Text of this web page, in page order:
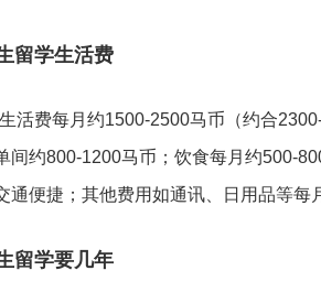
留学生活费
活费每月约1500-2500马币（约合
间约800-1200马币；饮食每月约500-
通便捷；其他费用如通讯、日用品等每
留学要几年